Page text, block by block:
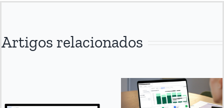
Artigos relacionados